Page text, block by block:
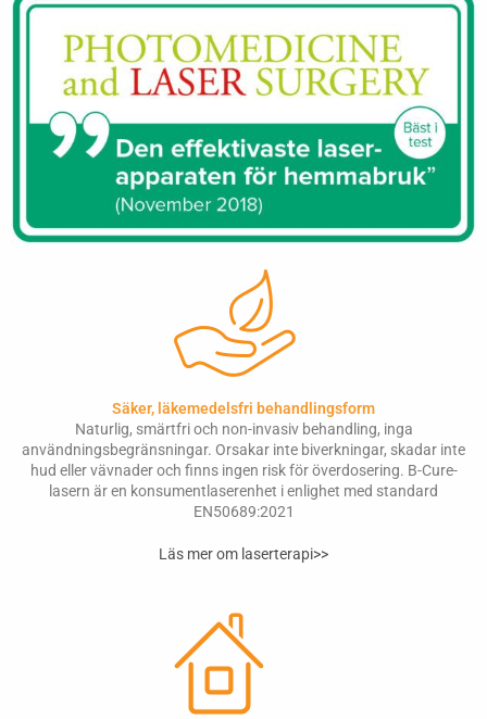
Säker, läkemedelsfri behandlingsform
Naturlig, smärtfri och non-invasiv behandling, inga
användningsbegränsningar. Orsakar inte biverkningar, skadar inte
hud eller vävnader och finns ingen risk för överdosering. B-Cure-
lasern är en konsumentlaserenhet i enlighet med standard
EN50689:2021
Läs mer om laserterapi>>